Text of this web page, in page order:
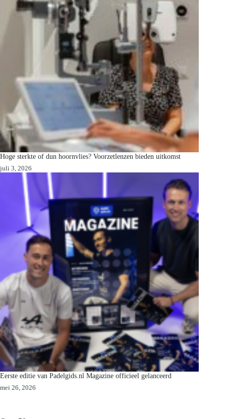
Hoge sterkte of dun hoornvlies? Voorzetlenzen bieden uitkomst
juli 3, 2026
Eerste editie van Padelgids.nl Magazine officieel gelanceerd
mei 26, 2026